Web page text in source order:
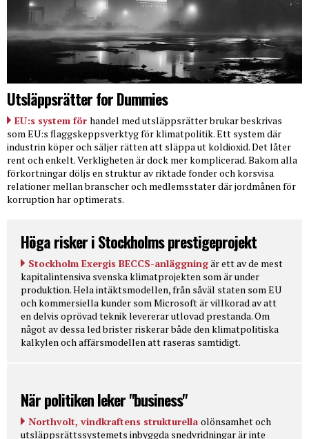
Utsläppsrätter for Dummies
EU:s system för handel med utsläppsrätter brukar beskrivas
som EU:s flaggskeppsverktyg för klimatpolitik. Ett system där
industrin köper och säljer rätten att släppa ut koldioxid. Det låter
rent och enkelt. Verkligheten är dock mer komplicerad. Bakom alla
förkortningar döljs en struktur av riktade fonder och korsvisa
relationer mellan branscher och medlemsstater där jordmånen för
korruption har optimerats.
Höga risker i Stockholms prestigeprojekt
Stockholm Exergis BECCS-anläggningär ett av de mest
kapitalintensiva svenska klimatprojekten som är under
produktion. Hela intäktsmodellen, från såväl staten som EU
och kommersiella kunder som Microsoft är villkorad av att
en delvis oprövad teknik levererar utlovad prestanda. Om
något av dessa led brister riskerar både den klimatpolitiska
kalkylen och affärsmodellen att raseras samtidigt.
När politiken leker "business"
Northvolt, vindkraftens strukturella olönsamhet och
utsläppsrättssystemets inbyggda snedvridningar är inte